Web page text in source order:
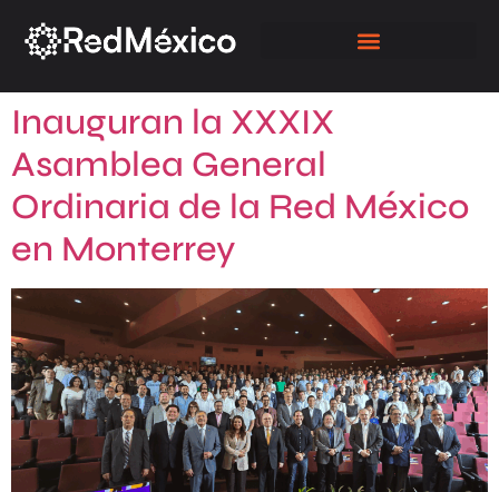
Inauguran la XXXIX
Asamblea General
Ordinaria de la Red México
en Monterrey